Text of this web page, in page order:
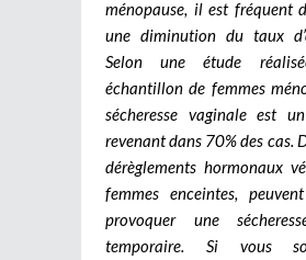
ménopause, il est fréquent
une diminution du taux
Selon une étude
échantillon de femmes
sécheresse vaginale est
revenant dans 70% des cas.
dérèglements hormonaux
femmes enceintes,
provoquer une
temporaire. Si vous